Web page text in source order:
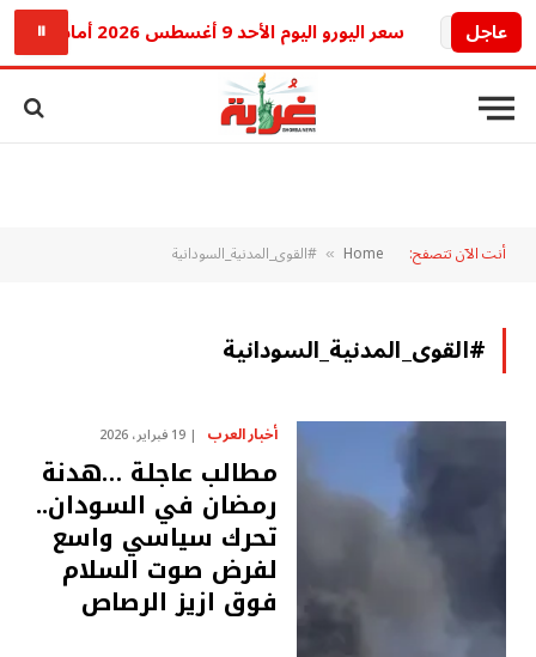
عاجل سعر اليورو اليوم الأحد 9 أغسطس 2026 أمام الجنيه المصري.. تراجع جديد في البنوك ⏸
أنت الآن تتصفح: Home
» #القوى_المدنية_السودانية
#القوى_المدنية_السودانية
أخبار العرب 19 فبراير، 2026
مطالب عاجلة …هدنة
رمضان في السودان..
تحرك سياسي واسع
لفرض صوت السلام
فوق ازيز الرصاص